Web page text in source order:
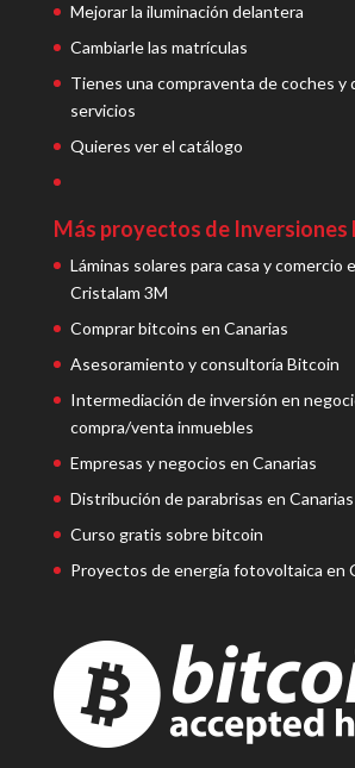
Mejorar la iluminación delantera
Cambiarle las matrículas
Tienes una compraventa de coches y
servicios
Quieres ver el catálogo
Más proyectos de Inversiones
Láminas solares para casa y comercio
Cristalam 3M
Comprar bitcoins en Canarias
Asesoramiento y consultoría Bitcoin
Intermediación de inversión en
compra/venta inmuebles
Empresas y negocios en Canarias
Distribución de parabrisas en Canarias
Curso gratis sobre bitcoin
Proyectos de energía fotovoltaica en